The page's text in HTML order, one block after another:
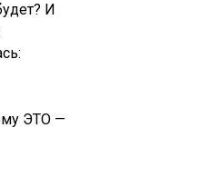
И
ЭТО —